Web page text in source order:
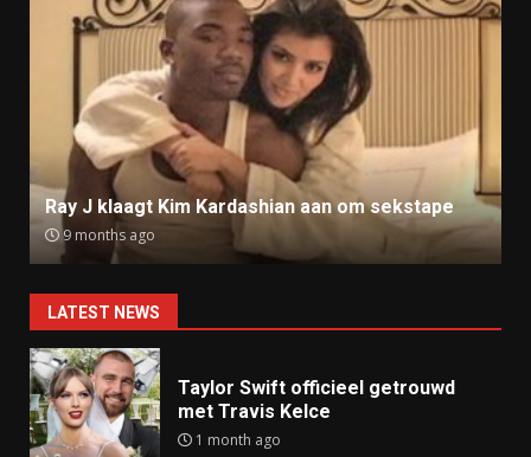
Ray J klaagt Kim Kardashian aan om sekstape
9 months ago
LATEST NEWS
Taylor Swift officieel getrouwd
met Travis Kelce
1 month ago